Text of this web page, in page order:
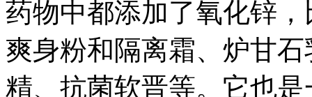
药物中都添加了氧化锌
爽身粉和隔离霜、炉甘
精、抗菌软晋等。它也